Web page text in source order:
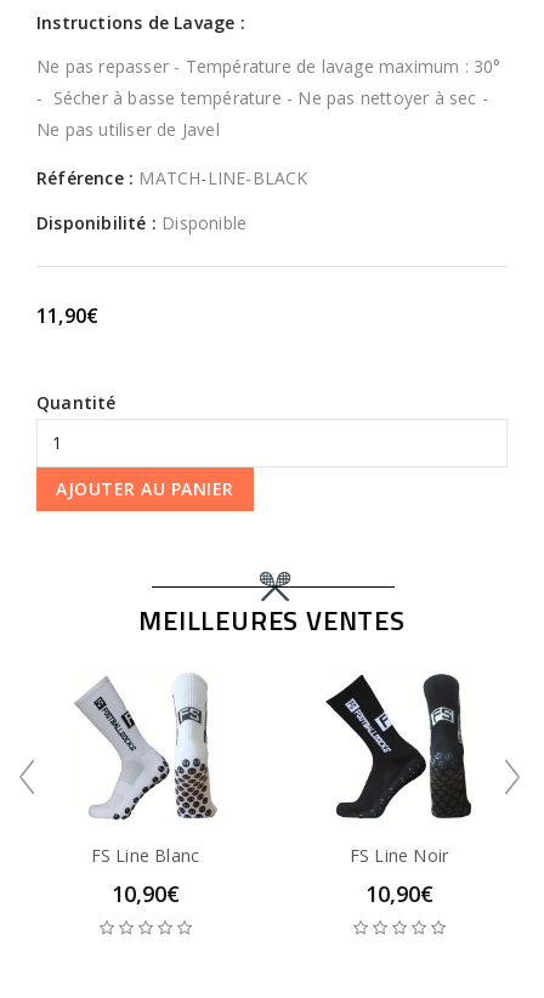
Instructions de Lavage :
Ne pas repasser - Température de lavage maximum : 30°
- Sécher à basse température - Ne pas nettoyer à sec -
Ne pas utiliser de Javel
Référence : MATCH-LINE-BLACK
Disponibilité : Disponible
11,90€
Quantité
AJOUTER AU PANIER
MEILLEURES VENTES
FS Line Blanc
10,90€
FS Line Noir
10,90€